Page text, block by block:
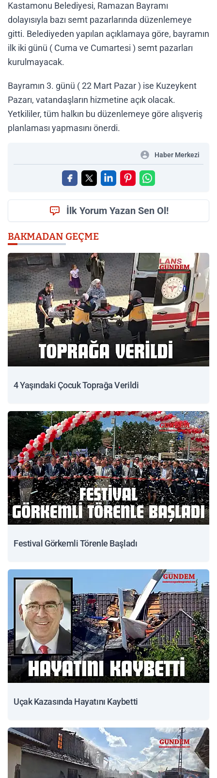
Kastamonu Belediyesi, Ramazan Bayramı
dolayısıyla bazı semt pazarlarında düzenlemeye
gitti. Belediyeden yapılan açıklamaya göre, bayramın
ilk iki günü ( Cuma ve Cumartesi ) semt pazarları
kurulmayacak.
Bayramın 3. günü ( 22 Mart Pazar ) ise Kuzeykent
Pazarı, vatandaşların hizmetine açık olacak.
Yetkililer, tüm halkın bu düzenlemeye göre alışveriş
planlaması yapmasını önerdi.
Haber Merkezi
İlk Yorum Yazan Sen Ol!
BAKMADAN GEÇME
4 Yaşındaki Çocuk Toprağa Verildi
Festival Görkemli Törenle Başladı
Uçak Kazasında Hayatını Kaybetti